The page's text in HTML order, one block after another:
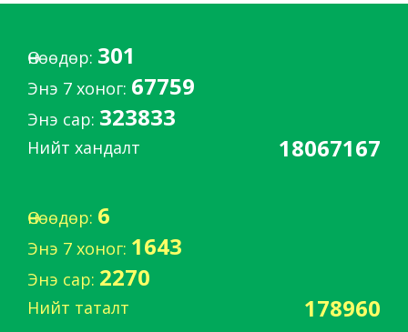
Өнөөдөр: 301
Энэ 7 хоног: 67759
Энэ сар: 323833
Нийт хандалт 18067167
Өнөөдөр: 6
Энэ 7 хоног: 1643
Энэ сар: 2270
Нийт таталт 178960